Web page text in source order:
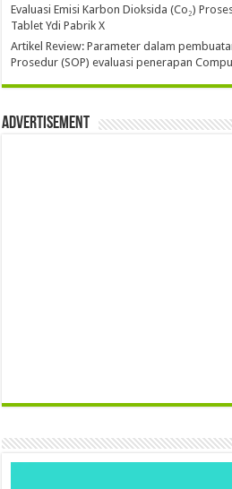
Evaluasi Emisi Karbon Dioksida (Co₂)
Tablet Ydi Pabrik X
Artikel Review: Parameter dalam
Prosedur (SOP) evaluasi penerapan
Advertisement